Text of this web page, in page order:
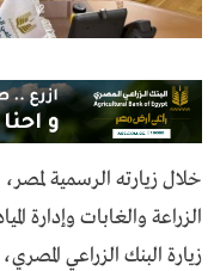
خلال زيارته الرسمية
الزراعة والغابات وإدارة
زيارة البنك الزراعي